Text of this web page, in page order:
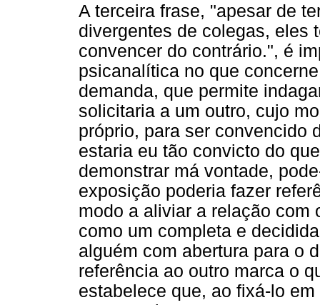
A terceira frase, "apesar de
divergentes de colegas, eles
convencer do contrário.", é
psicanalítica no que
demanda, que permite
solicitaria a um outro, cujo
próprio, para ser convencido
estaria eu tão convicto do
demonstrar má vontade,
exposição poderia fazer
modo a aliviar a relação com
como um completa e
alguém com abertura para o
referência ao outro marca o
estabelece que, ao fixá-lo